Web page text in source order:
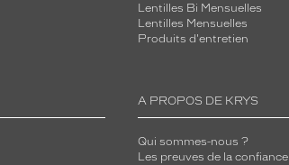
Lentilles Bi Mensuelles
Lentilles Mensuelles
Produits d'entretien
A PROPOS DE KRYS
Qui sommes-nous ?
Les preuves de la confiance